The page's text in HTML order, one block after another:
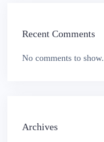
Recent Comments
No comments to show.
Archives